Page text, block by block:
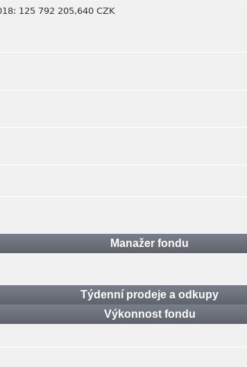
125 792 205,640 CZK
Manažer fondu
Týdenní prodeje a odkupy
Výkonnost fondu